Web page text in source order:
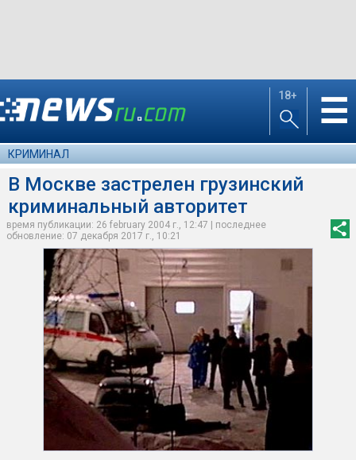
18+ ☰
КРИМИНАЛ
В Москве застрелен грузинский
криминальный авторитет
время публикации: 26 february 2004 г., 12:47 | последнее
обновление: 07 декабря 2017 г., 10:21